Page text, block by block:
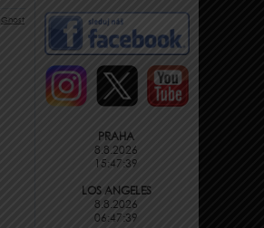
Ghost
PRAHA
8.8.2026
15:47:40
LOS ANGELES
8.8.2026
06:47:40